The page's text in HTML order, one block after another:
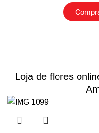
Loja de flores